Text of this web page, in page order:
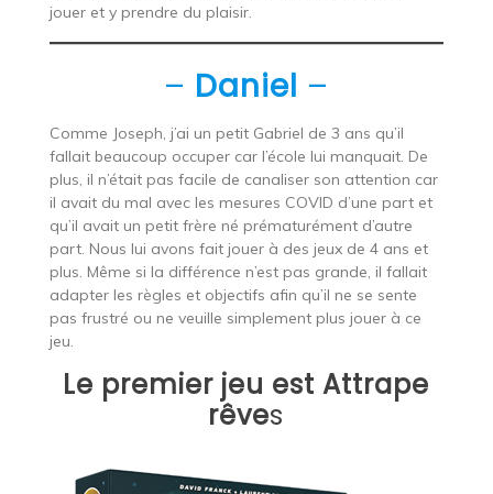
jouer et y prendre du plaisir.
– Daniel –
Comme Joseph, j’ai un petit Gabriel de 3 ans qu’il
fallait beaucoup occuper car l’école lui manquait. De
plus, il n’était pas facile de canaliser son attention car
il avait du mal avec les mesures COVID d’une part et
qu’il avait un petit frère né prématurément d’autre
part. Nous lui avons fait jouer à des jeux de 4 ans et
plus. Même si la différence n’est pas grande, il fallait
adapter les règles et objectifs afin qu’il ne se sente
pas frustré ou ne veuille simplement plus jouer à ce
jeu.
Le premier jeu est Attrape
rêves